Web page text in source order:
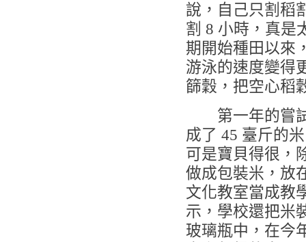
說，自己只割稻
割 8 小時，真是
期開始種田以來
游泳的速度變得
篩穀，把空心稻
第一年的嘗
成了 45 臺斤的
可是寶貝得很，
做成包裝米，放
文化教室當成教
示，學校還把米
玻璃瓶中，在今